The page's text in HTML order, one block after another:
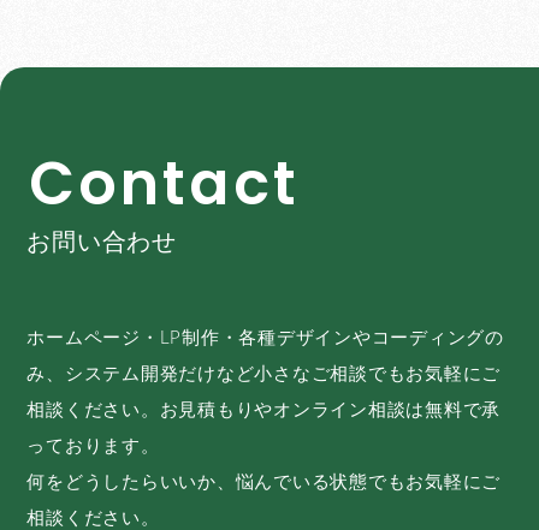
Contact
お問い合わせ
ホームページ・LP制作・各種デザインやコーディングの
み、システム開発だけなど小さなご相談でもお気軽にご
相談ください。お見積もりやオンライン相談は無料で承
っております。
何をどうしたらいいか、悩んでいる状態でもお気軽にご
相談ください。